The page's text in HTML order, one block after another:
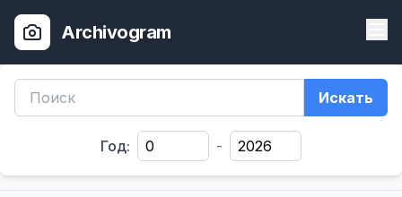
Archivogram
Искать
Год: -